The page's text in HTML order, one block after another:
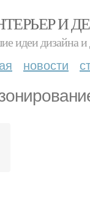
И
идеи дизайна и
новости